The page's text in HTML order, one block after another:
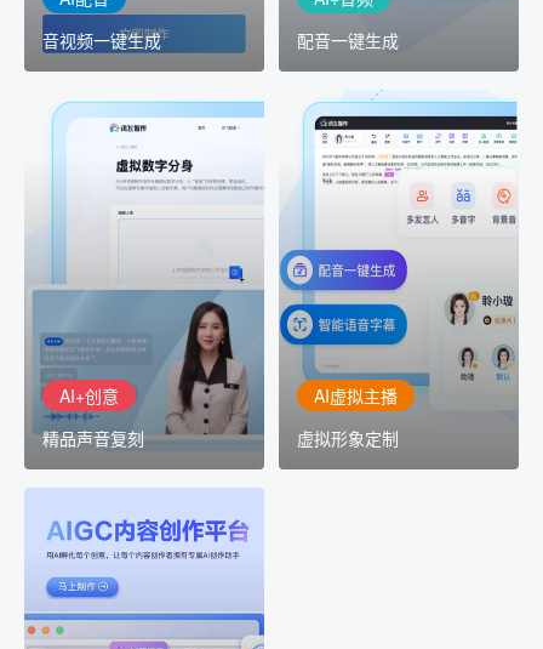
音视频一键生成 配音一键生成
AI+创意
精品声音复刻
AI+创意
精品声音复刻
AI+创意：AIGC 能力集中
展示窗口，体验 AIGC 给
生活和生产带来的改变
AI虚拟主播
虚拟形象定制
讯飞智作：让每一个内容
创作者高效生产灵活定制
AIGC平台
用AI孵化每个创意